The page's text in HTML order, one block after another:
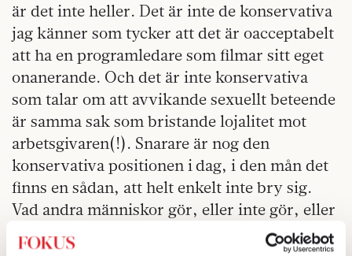
är det inte heller. Det är inte de konservativa
jag känner som tycker att det är oacceptabelt
att ha en programledare som filmar sitt eget
onanerande. Och det är inte konservativa
som talar om att avvikande sexuellt beteende
är samma sak som bristande lojalitet mot
arbetsgivaren(!). Snarare är nog den
konservativa positionen i dag, i den mån det
finns en sådan, att helt enkelt inte bry sig.
Vad andra människor gör, eller inte gör, eller
attraheras av, eller hittar på med varandra,